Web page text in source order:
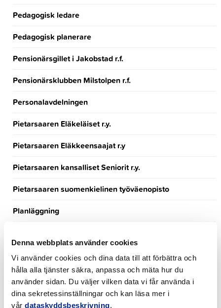
Denna webbplats använder cookies
Vi använder cookies och dina data till att förbättra och
hålla alla tjänster säkra, anpassa och mäta hur du
använder sidan. Du väljer vilken data vi får använda i
dina sekretessinställningar och kan läsa mer i
vår dataskyddsbeskrivning.
Pedagogisk ledare
Pedagogisk planerare
Pensionärsgillet i Jakobstad r.f.
Pensionärsklubben Milstolpen r.f.
Personalavdelningen
Pietarsaaren Eläkeläiset r.y.
Pietarsaaren Eläkkeensaajat r.y
Pietarsaaren kansalliset Seniorit r.y.
Pietarsaaren suomenkielinen työväenopisto
Planläggning
Pro Jakobstad
Regering och råd
Rektorer bildning